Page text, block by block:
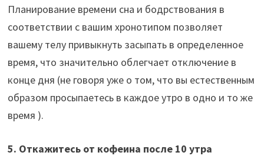
Планирование времени сна и бодрствования в
соответствии с вашим хронотипом позволяет
вашему телу привыкнуть засыпать в определенное
время, что значительно облегчает отключение в
конце дня (не говоря уже о том, что вы естественным
образом просыпаетесь в каждое утро в одно и то же
время ).
5. Откажитесь от кофеина после 10 утра